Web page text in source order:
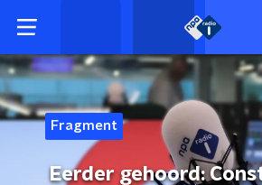
Fragment
Eerder gehoord: